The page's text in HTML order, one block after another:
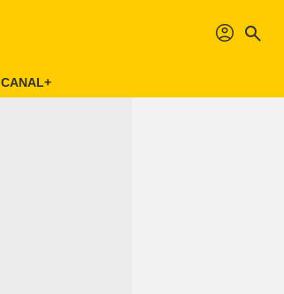
profil search
CANAL+